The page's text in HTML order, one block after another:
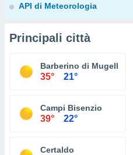
API di Meteorologia
Principali città
Barberino di Mugello
35° 21°
Campi Bisenzio
39° 22°
Certaldo